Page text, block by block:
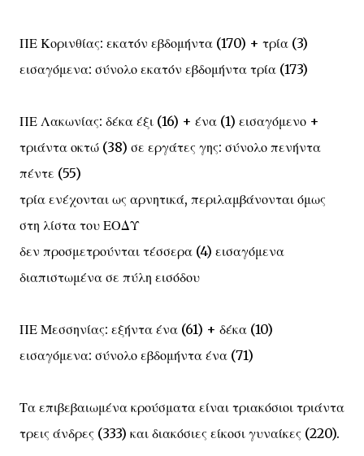
ΠΕ Κορινθίας: εκατόν εβδομήντα (170) + τρία (3)
εισαγόμενα: σύνολο εκατόν εβδομήντα τρία (173)
ΠΕ Λακωνίας: δέκα έξι (16) + ένα (1) εισαγόμενο +
τριάντα οκτώ (38) σε εργάτες γης: σύνολο πενήντα
πέντε (55)
τρία ενέχονται ως αρνητικά, περιλαμβάνονται όμως
στη λίστα του ΕΟΔΥ
δεν προσμετρούνται τέσσερα (4) εισαγόμενα
διαπιστωμένα σε πύλη εισόδου
ΠΕ Μεσσηνίας: εξήντα ένα (61) + δέκα (10)
εισαγόμενα: σύνολο εβδομήντα ένα (71)
Τα επιβεβαιωμένα κρούσματα είναι τριακόσιοι τριάντα
τρεις άνδρες (333) και διακόσιες είκοσι γυναίκες (220).